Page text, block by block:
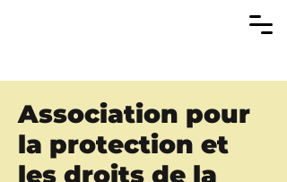
Association pour
la protection et
les droits de la